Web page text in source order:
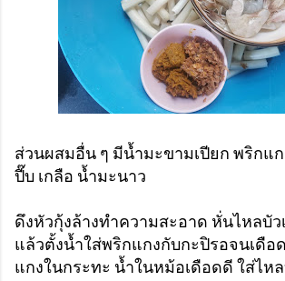
ส่วนผสมอื่น ๆ มีน้ำมะขามเปียก พริกแ
ปี๊บ เกลือ น้ำมะนาว
ดึงหัวกุ้งล้างทำความสะอาด หั่นไหลบัว
แล้วตั้งน้ำใส่พริกแกงกับกะปิรอจนเดือ
แกงในกระทะ น้ำในหม้อเดือดดี ใส่ไห